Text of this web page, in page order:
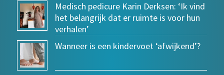
Medisch pedicure Karin Derksen: ‘Ik vind
het belangrijk dat er ruimte is voor hun
verhalen’
Wanneer is een kindervoet ‘afwijkend’?